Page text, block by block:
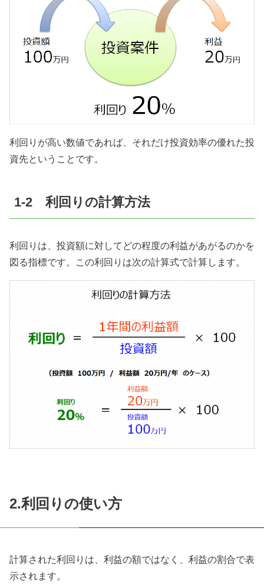
利回りが高い数値であれば、それだけ投資効率の優れた投
資先ということです。
1-2 利回りの計算方法
利回りは、投資額に対してどの程度の利益があがるのかを
図る指標です。この利回りは次の計算式で計算します。
2.利回りの使い方
計算された利回りは、利益の額ではなく、利益の割合で表
示されます。